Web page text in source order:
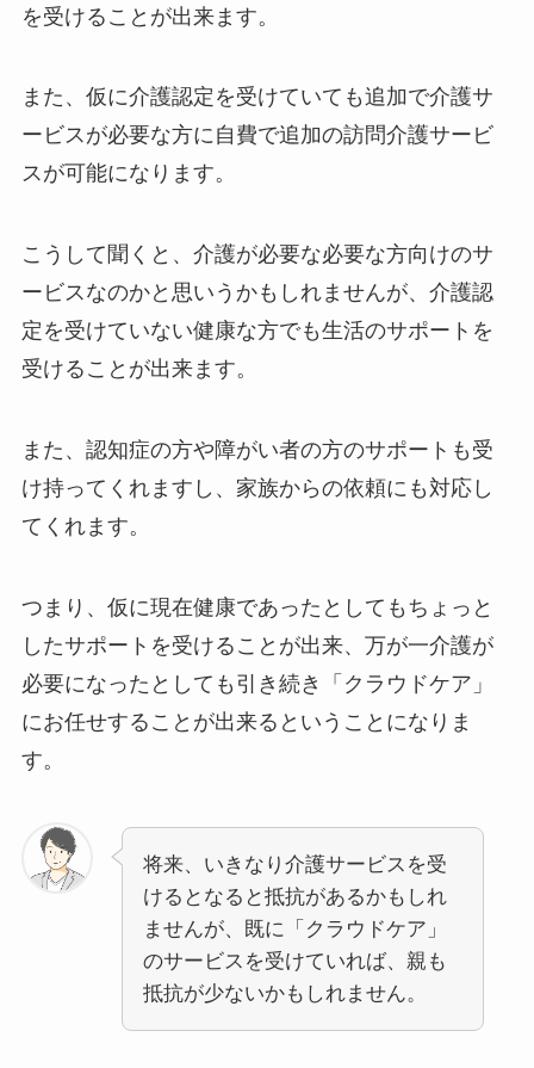
を受けることが出来ます。
また、仮に介護認定を受けていても追加で介護サ
ービスが必要な方に自費で追加の訪問介護サービ
スが可能になります。
こうして聞くと、介護が必要な必要な方向けのサ
ービスなのかと思いうかもしれませんが、介護認
定を受けていない健康な方でも生活のサポートを
受けることが出来ます。
また、認知症の方や障がい者の方のサポートも受
け持ってくれますし、家族からの依頼にも対応し
てくれます。
つまり、仮に現在健康であったとしてもちょっと
したサポートを受けることが出来、万が一介護が
必要になったとしても引き続き「クラウドケア」
にお任せすることが出来るということになりま
す。
将来、いきなり介護サービスを受
けるとなると抵抗があるかもしれ
ませんが、既に「クラウドケア」
のサービスを受けていれば、親も
抵抗が少ないかもしれません。